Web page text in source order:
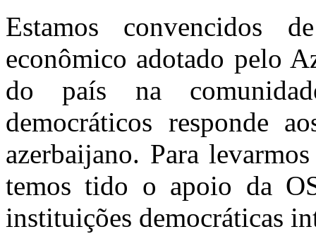
Estamos
econômico adotado pelo
do país na
democráticos responde
azerbaijano. Para
temos tido o apoio da
instituições democráticas